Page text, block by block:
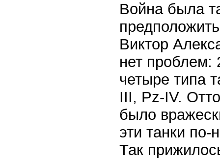
Война была
Виктор
нет проблем:
четыре типа
III, Pz-IV.
было
эти танки
Так